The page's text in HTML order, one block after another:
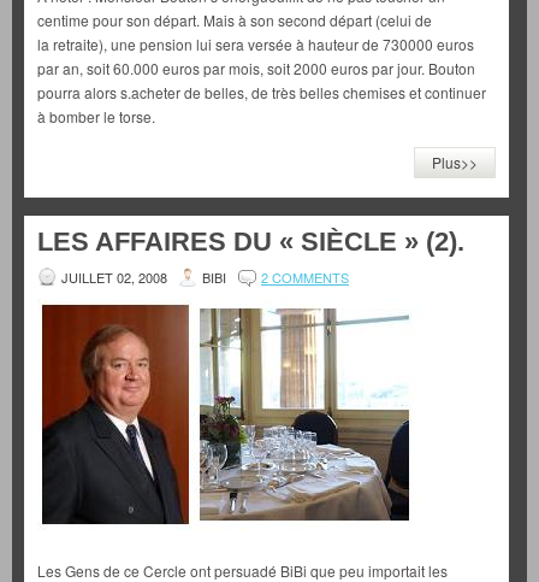
centime pour son départ. Mais à son second départ (celui de
la retraite), une pension lui sera versée à hauteur de 730000 euros
par an, soit 60.000 euros par mois, soit 2000 euros par jour. Bouton
pourra alors s.acheter de belles, de très belles chemises et continuer
à bomber le torse.
Plus>>
LES AFFAIRES DU « SIÈCLE » (2).
JUILLET 02, 2008 BIBI 2 COMMENTS
Les Gens de ce Cercle ont persuadé BiBi que peu importait les